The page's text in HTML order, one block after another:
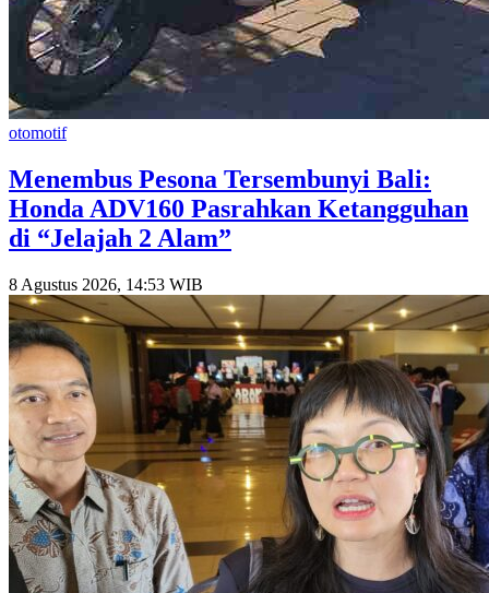
otomotif
Menembus Pesona Tersembunyi Bali:
Honda ADV160 Pasrahkan Ketangguhan
di “Jelajah 2 Alam”
8 Agustus 2026, 14:53 WIB